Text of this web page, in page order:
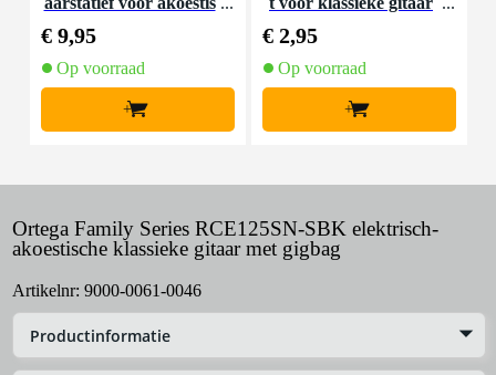
€ 9,95
Op voorraad
+
€ 2,95
Op voorraad
+
Ortega Family Series RCE125SN-SBK elektrisch-
akoestische klassieke gitaar met gigbag
Artikelnr: 9000-0061-0046
Productinformatie